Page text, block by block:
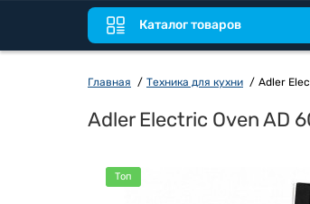
Каталог товаров
Главная Техника для кухни Adler
Adler Electric Oven AD
Топ